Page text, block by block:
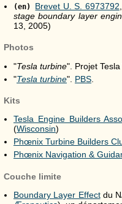
(en) Brevet U. S. 6973792
stage boundary layer
13, 2005)
Photos
"Tesla turbine". Projet
"Tesla turbine". PBS
Kits
Tesla Engine Builders
(Wisconsin)
Phœnix Turbine Builders
Phœnix Navigation &
Couche limite
Boundary Layer Effectdu